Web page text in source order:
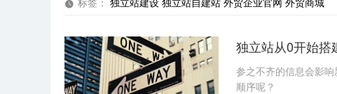
独立站从0开始搭
参之不齐的信息会影
顺序呢？